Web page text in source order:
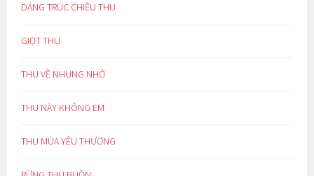
DÁNG TRÚC CHIỀU THU
GIỌT THU
THU VỀ NHUNG NHỚ
THU NÀY KHÔNG EM
THU MÙA YÊU THƯƠNG